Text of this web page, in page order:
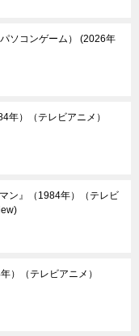
ソコンゲーム）
2026年
年）（テレビアニメ）
ン』（1984年）（テレビ
）（テレビアニメ）